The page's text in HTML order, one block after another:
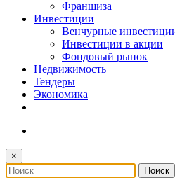
Франшиза
Инвестиции
Венчурные
Инвестиции в акции
Фондовый рынок
Недвижимость
Тендеры
Экономика
×